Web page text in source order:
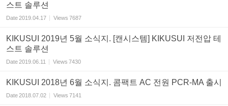
스트 솔루션
Date2019.04.17 Views 7687
KIKUSUI 2019년 5월 소식지. [캔시스템] KIKUSUI 저전압 테
스트 솔루션
Date2019.06.11 Views 7430
KIKUSUI 2018년 6월 소식지. 콤팩트 AC 전원 PCR-MA 출시
Date2018.07.02 Views 7141